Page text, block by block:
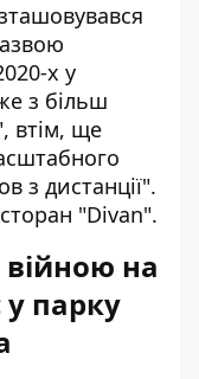
х у
з більш
втім, ще
з дистанції".
"Divan".
на
парку